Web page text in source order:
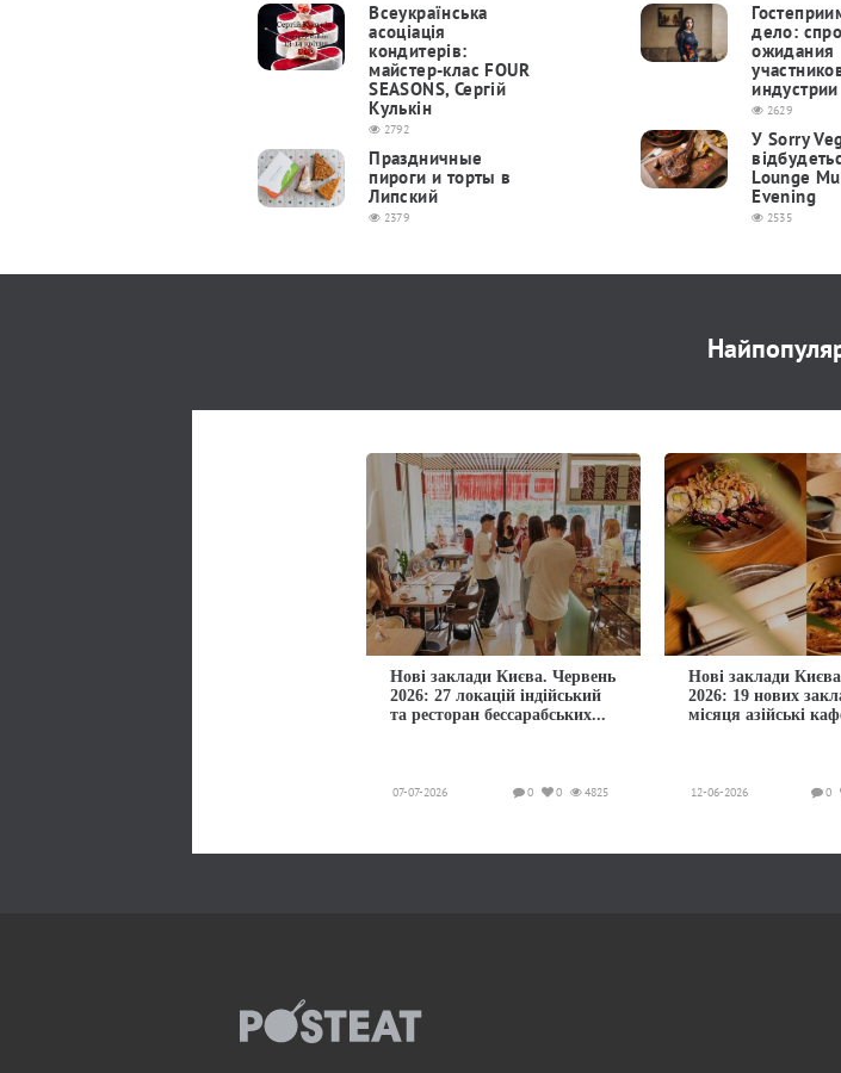
Всеукраїнська
асоціація
кондитерів:
майстер-клас FOUR
SEASONS, Сергій
Кулькін
2792
Праздничные
пироги и торты в
Липский
2379
дело:
ожидания
индустрии
2629
У Sorry
Lounge
Evening
2535
Нові заклади Києва. Червень
2026: 27 локацій індійський
та ресторан бессарабських...
07-07-2026 4825
0
0
Нові заклади
2026: 19 нових
місяця азійські
12-06-2026 0